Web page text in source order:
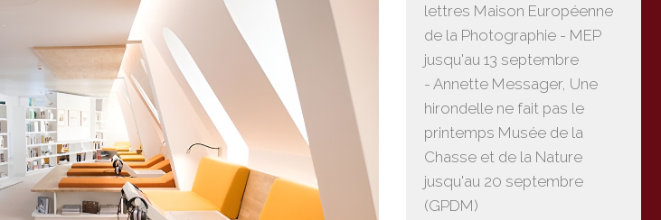
lettres Maison Européenne
de la Photographie - MEP
jusqu'au 13 septembre
- Annette Messager, Une
hirondelle ne fait pas le
printemps Musée de la
Chasse et de la Nature
jusqu'au 20 septembre
(GPDM)